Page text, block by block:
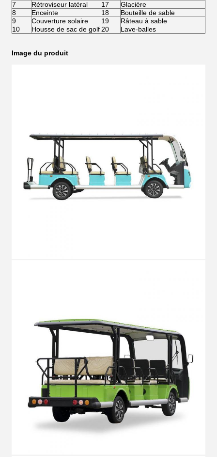
7 Rétroviseur latéral 17
Glacière
8
Enceinte 18
Bouteille de sable
9
Couverture solaire 19
Râteau à sable
10
Housse de sac de golf 20 Lave-balles
Image du produit